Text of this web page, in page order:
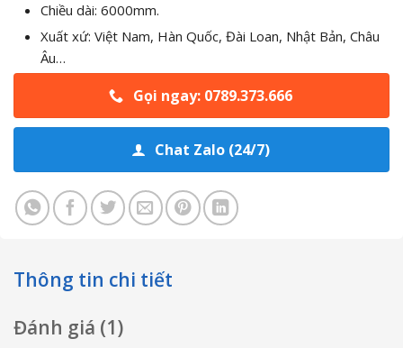
Chiều dài: 6000mm.
Xuất xứ: Việt Nam, Hàn Quốc, Đài Loan, Nhật Bản, Châu
Âu…
Gọi ngay: 0789.373.666
Chat Zalo (24/7)
Thông tin chi tiết
Đánh giá (1)